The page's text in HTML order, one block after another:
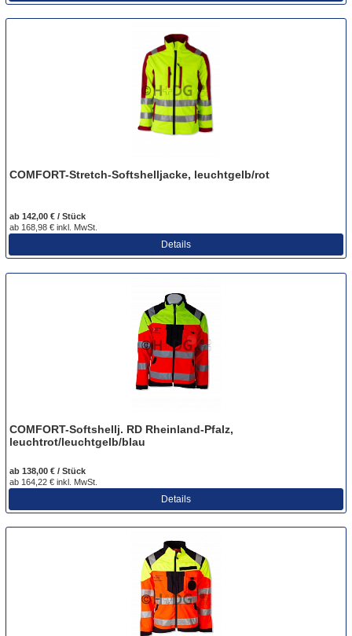
COMFORT-Stretch-Softshelljacke, leuchtgelb/rot
ab 142,00 € / Stück
ab 168,98 € inkl. MwSt.
Details
COMFORT-Softshellj. RD Rheinland-Pfalz,
leuchtrot/leuchtgelb/blau
ab 138,00 € / Stück
ab 164,22 € inkl. MwSt.
Details